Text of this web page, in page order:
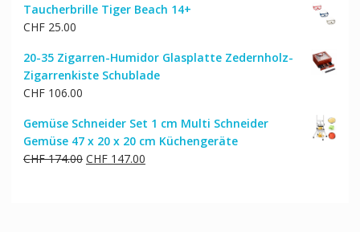
Taucherbrille Tiger Beach 14+
CHF25.00
20-35 Zigarren-Humidor Glasplatte Zedernholz-
Zigarrenkiste Schublade
CHF106.00
Gemüse Schneider Set 1 cm Multi Schneider
Gemüse 47 x 20 x 20 cm Küchengeräte
CHF174.00 Ursprünglicher
CHF147.00Aktueller